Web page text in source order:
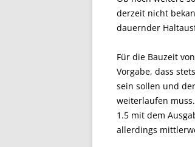
derzeit nicht
dauernder
Für die Bauzeit
Vorgabe, dass
sein sollen und
weiterlaufen
1.5 mit dem
allerdings